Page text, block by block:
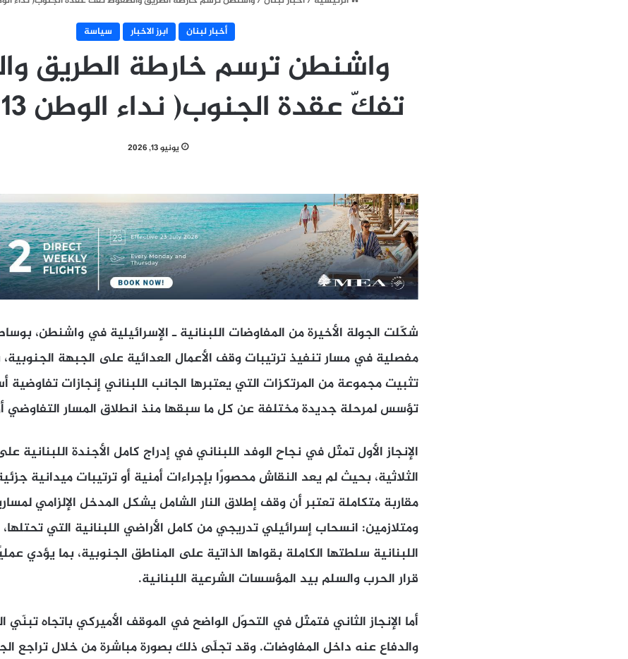
أخبار لبنان
ابرز الاخبار سياسة
واشنطن ترسم خارطة الطريق
تفكّ عقدة الجنوب( نداء الوطن 13 حزيران)
يونيو 13, 2026
شكّلت الجولة الأخيرة من المفاوضات اللبنانية ـ الإسرائيلية في واشنطن،
مفصلية في مسار تنفيذ ترتيبات وقف الأعمال العدائية على الجبهة
تثبيت مجموعة من المرتكزات التي يعتبرها الجانب اللبناني إنجازات
تؤسس لمرحلة جديدة مختلفة عن كل ما سبقها منذ انطلاق المسار التفاوضي
الإنجاز الأول تمثّل في نجاح الوفد اللبناني في إدراج كامل الأجندة اللبنانية
الثلاثية، بحيث لم يعد النقاش محصورًا بإجراءات أمنية أو ترتيبات ميدانية
مقاربة متكاملة تعتبر أن وقف إطلاق النار الشامل يشكل المدخل الإلزامي
ومتلازمين: انسحاب إسرائيلي تدريجي من كامل الأراضي اللبنانية التي
اللبنانية سلطتها الكاملة بقواها الذاتية على المناطق الجنوبية، بما يؤدي
قرار الحرب والسلم بيد المؤسسات الشرعية اللبنانية.
أما الإنجاز الثاني فتمثّل في التحوّل الواضح في الموقف الأميركي باتجاه تبنّي
والدفاع عنه داخل المفاوضات. وقد تجلّى ذلك بصورة مباشرة من خلال تراجع